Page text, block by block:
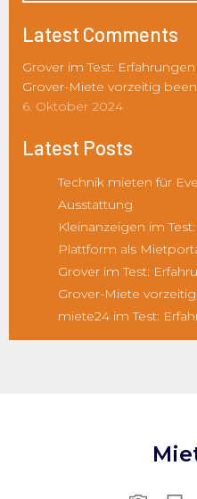
Latest Comments
Grover im Test:
Grover-Miete vorzeitig
6. Oktober 2024
Latest Posts
Technik mieten für
Ausstattung
Kleinanzeigen im
Plattform als
Grover im Test:
Grover-Miete
miete24 im Test: